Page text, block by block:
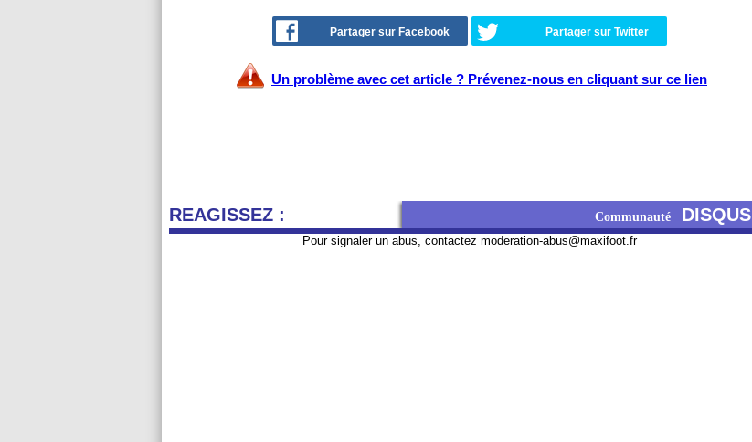
Partager sur Facebook Partager sur Twitter
Un problème avec cet article ? Prévenez-nous en cliquant sur ce lien
REAGISSEZ : Communauté DISQUS
Pour signaler un abus, contactez moderation-abus@maxifoot.fr